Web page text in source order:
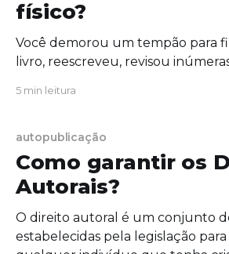
físico?
Você demorou um tempão para
livro, reescreveu, revisou
publicação. Mas depois de tudo,
preparados: a capa do livro.
essa tem sido uma questão para
querem fazer a publicação
principalmente para autores que
terceirizar esse serviço e decidem
mesmos o design. Por isso
daremos aqui algumas dicas de
5 min leitura
autopublicação
Como garantir os
Autorais?
O direito autoral é um conjunto
estabelecidas pela legislação